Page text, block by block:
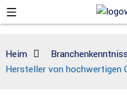
Heim
Hersteller von hochwertigen